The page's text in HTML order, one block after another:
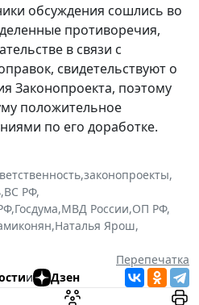
обсуждения сошлись во
противоречия,
в связи с
свидетельствуют о
Законопроекта, поэтому
положительное
по его доработке.
,законопроекты,
,ВС РФ,
,Госдума,МВД России,ОП РФ,
,Наталья Ярош,
Перепечатка
и Дзен